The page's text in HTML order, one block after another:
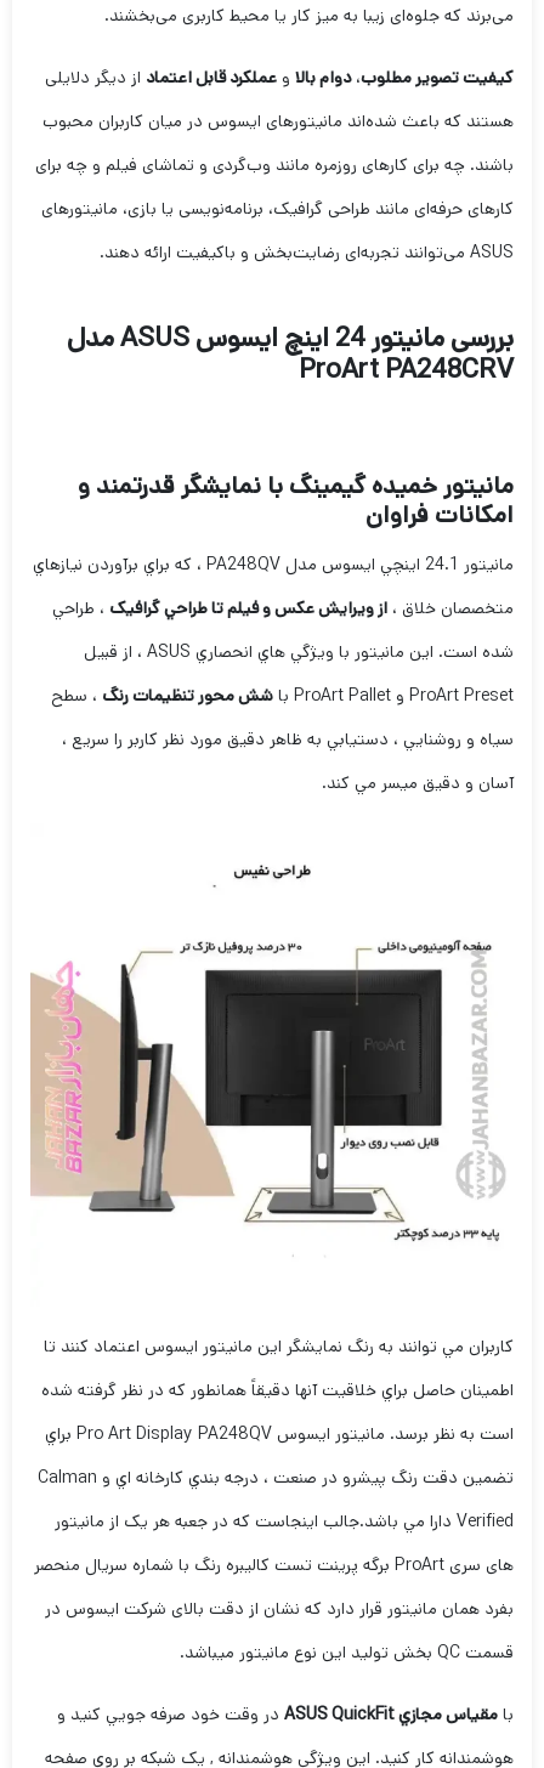
می‌برند که جلوه‌ای زیبا به میز کار یا محیط کاربری می‌بخشند.
کیفیت تصویر مطلوب،دوام بالا و عملکرد قابل اعتماد از دیگر دلایلی
هستند که باعث شده‌اند مانیتورهای ایسوس در میان کاربران محبوب
باشند. چه برای کارهای روزمره مانند وب‌گردی و تماشای فیلم و چه برای
کارهای حرفه‌ای مانند طراحی گرافیک، برنامه‌نویسی یا بازی، مانیتورهای
ASUS می‌توانند تجربه‌ای رضایت‌بخش و باکیفیت ارائه دهند.
بررسی مانیتور 24 اینچ ایسوس ASUS مدل
ProArt PA248CRV
مانیتور خمیده گیمینگ با نمایشگر قدرتمند و
امکانات فراوان
مانيتور 24.1 اينچي ايسوس مدل PA248QV ، که براي برآوردن نيازهاي
متخصصان خلاق ، از ويرايش عکس و فيلم تا طراحي گرافيک ، طراحي
شده است. اين مانيتور با ويژگي هاي انحصاري ASUS ، از قبيل
ProArt Preset و ProArt Pallet با
شش محور تنظيمات رنگ ، سطح
سياه و روشنايي ، دستيابي به ظاهر دقيق مورد نظر کاربر را سريع ،
آسان و دقيق ميسر مي کند.
کاربران مي توانند به رنگ نمايشگر اين مانيتور ايسوس اعتماد کنند تا
اطمينان حاصل براي خلاقيت آنها دقيقاً همانطور که در نظر گرفته شده
است به نظر برسد. مانيتور ايسوس Pro Art Display PA248QV براي
تضمين دقت رنگ پيشرو در صنعت ، درجه بندي کارخانه اي و Calman
Verified دارا مي باشد.جالب اینجاست که در جعبه هر یک از مانیتور
های سری ProArt برگه پرینت تست کالیبره رنگ با شماره سریال منحصر
بفرد همان مانیتور قرار دارد که نشان از دقت بالای شرکت ایسوس در
قسمت QC بخش تولید این نوع مانیتور میباشد.
با مقياس مجازي ASUS QuickFit
در وقت خود صرفه جويي کنيد و
هوشمندانه کار کنيد. اين ويژگي هوشمندانه , يک شبکه بر روي صفحه